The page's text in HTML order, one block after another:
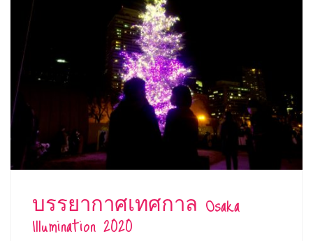
บรรยากาศเทศกาล Osaka
Illumination 2020